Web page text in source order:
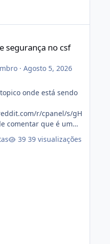
csf
segurança no csf
· Agosto 5, 2026
onde está sendo
r/cpanel/s/gH
comentar que é um
Não sei como ta a
39 visualizações